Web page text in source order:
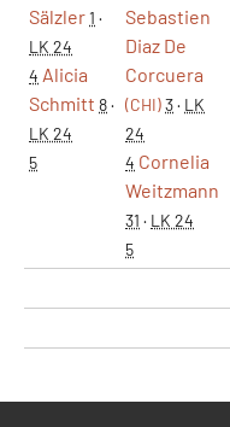
Sälzler1 ·
LK 24
4 Alicia
Schmitt 8·
LK 24
5
Sebastien
Diaz De
Corcuera
(CHI)3· LK
24
4 Cornelia
Weitzmann
31 · LK 24
5